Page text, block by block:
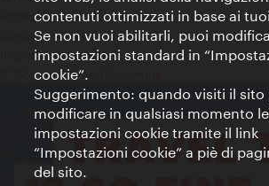
Accessibilità
Contatto stampa
Impostazioni cookie
© Copyright WienTourismus
contenuti ottimizzati in base ai
Se non vuoi abilitarli, puoi
impostazioni standard in
cookie”.
Suggerimento: quando visiti il sito
modificare in qualsiasi momento
impostazioni cookie tramite il link
“Impostazioni cookie” a piè di
del sito.